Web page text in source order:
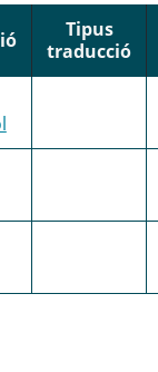
Tipus
traducció